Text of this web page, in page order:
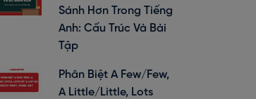
Sánh Hơn Trong Tiếng
Anh: Cấu Trúc Và Bài
Tập
Phân Biệt A Few/Few,
A Little/Little, Lots